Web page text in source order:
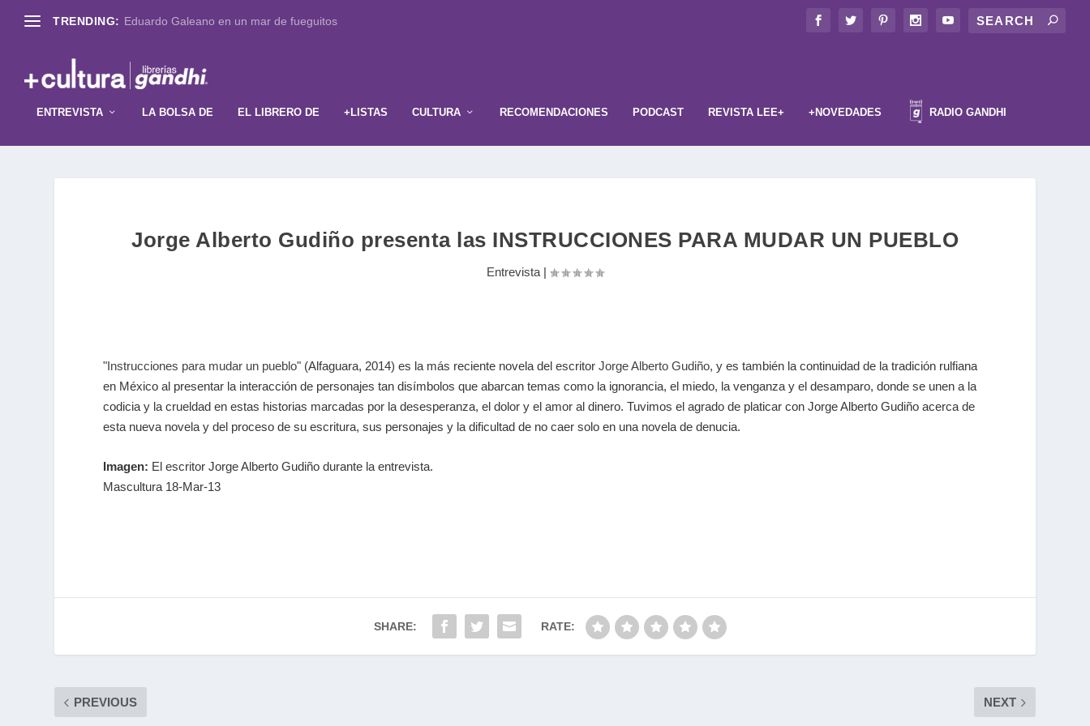
TRENDING: Eduardo Galeano en un mar de fueguitos
ENTREVISTA LA BOLSA DE EL LIBRERO DE +LISTAS CULTURA RECOMENDACIONES PODCAST REVISTA LEE+ +NOVEDADES RADIO GANDHI
Jorge Alberto Gudiño presenta las INSTRUCCIONES PARA MUDAR UN PUEBLO
Entrevista|
" Instrucciones para mudar un pueblo" (Alfaguara, 2014) es la más reciente novela del escritorJorge Alberto Gudiño, y es también la continuidad de la tradición rulfiana
en México al presentar la interacción de personajes tan disímbolos que abarcan temas como la ignorancia, el miedo, la venganza y el desamparo, donde se unen a la
codicia y la crueldad en estas historias marcadas por la desesperanza, el dolor y el amor al dinero. Tuvimos el agrado de platicar con Jorge Alberto Gudiño acerca de
esta nueva novela y del proceso de su escritura, sus personajes y la dificultad de no caer solo en una novela de denucia.
Imagen: El escritor Jorge Alberto Gudiño durante la entrevista.
Mascultura 18-Mar-13
SHARE: RATE:
PREVIOUS NEXT